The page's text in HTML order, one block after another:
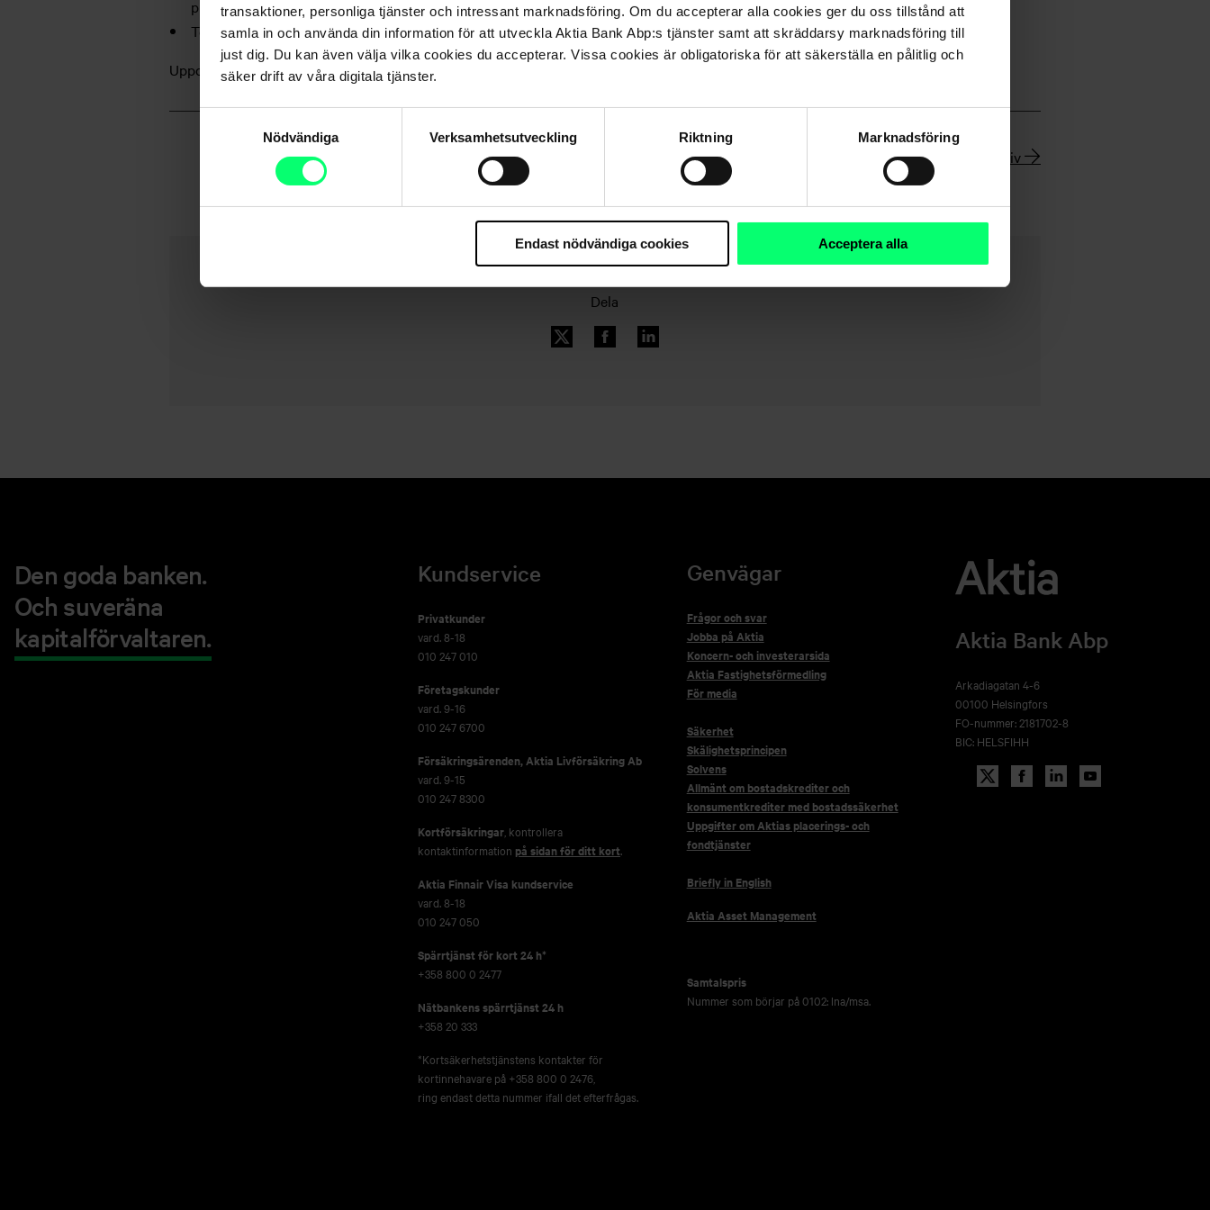
transaktioner, personliga tjänster och intressant marknadsföring. Om du accepterar alla cookies ger du oss tillstånd att
samla in och använda din information för att utveckla Aktia Bank Abp:s tjänster samt att skräddarsy marknadsföring till
just dig. Du kan även välja vilka cookies du accepterar. Vissa cookies är obligatoriska för att säkerställa en pålitlig och
säker drift av våra digitala tjänster.
Nödvändiga
Verksamhetsutveckling Riktning Marknadsföring
Endast nödvändiga cookies Acceptera alla
prioritera att avhjälpa situationen i andelsägarnas bästa intresse.
Tekniska ändringar i stadgarna görs till exempel gällande avkastningsandelar.
Uppdaterade fondstadgar är tillgängliga på
Nyhetsarkiv
Dela
Den goda banken.
Och suveräna
kapitalförvaltaren.
Kundservice
Privatkunder
vard. 8-18
010 247 010
Företagskunder
vard. 9-16
010 247 6700
Försäkringsärenden,Aktia Livförsäkring Ab
vard. 9-15
010 247 8300
Kortförsäkringar, kontrollera
kontaktinformation på sidan för ditt kort.
Aktia Finnair Visa kundservice
vard. 8-18
010 247 050
Spärrtjänst för kort 24 h*
+358 800 0 2477
Nätbankens spärrtjänst 24 h
+358 20 333
*Kortsäkerhetstjänstens kontakter för
kortinnehavare på +358 800 0 2476,
ring endast detta nummer ifall det efterfrågas.
Genvägar
Frågor och svar
Jobba på Aktia
Koncern- och investerarsida
Aktia Fastighetsförmedling
För media
Säkerhet
Skälighetsprincipen
Solvens
Allmänt om bostadskrediter och
konsumentkrediter med bostadssäkerhet
Uppgifter om Aktias placerings- och
fondtjänster
Briefly in English
Aktia Asset Management
Samtalspris
Nummer som börjar på 0102: lna/msa.
Aktia Bank Abp
Arkadiagatan 4-6
00100 Helsingfors
FO-nummer: 2181702-8
BIC: HELSFIHH